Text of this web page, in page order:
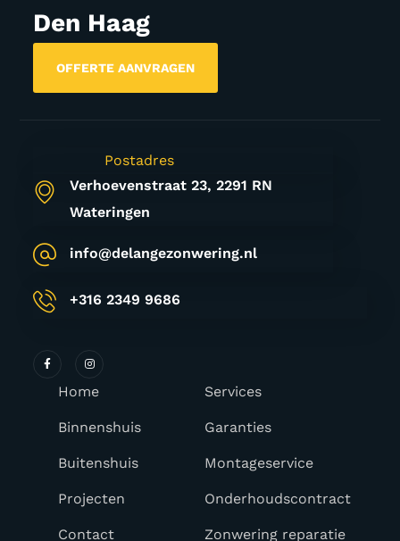
Den Haag
OFFERTE AANVRAGEN
Postadres
Verhoevenstraat 23, 2291 RN
Wateringen
info@delangezonwering.nl
+316 2349 9686
Home
Binnenshuis
Buitenshuis
Projecten
Contact
Services
Garanties
Montageservice
Onderhoudscontract
Zonwering reparatie